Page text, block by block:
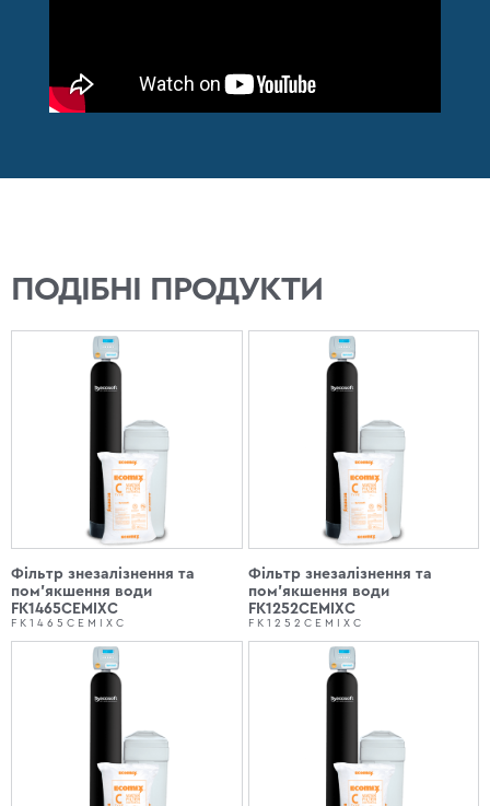
ПОДІБНІ ПРОДУКТИ
Фільтр знезалізнення та
пом'якшення води
FK1465CEMIXC
FK1465CEMIXC
Фільтр знезалізнення та
пом'якшення води
FK1252CEMIXC
FK1252CEMIXC